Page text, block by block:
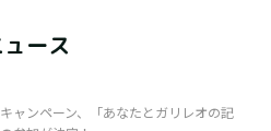
ース
ャンペーン、「あなたとガリレオの記